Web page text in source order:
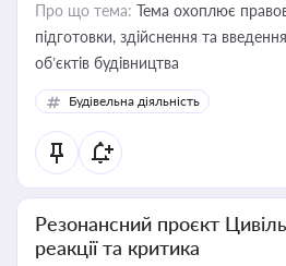
Про що тема: Тема охоплює
підготовки, здійснення та
об’єктів будівництва
Будівельна діяльність
Резонансний проєкт
реакції та критика